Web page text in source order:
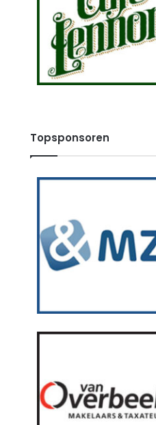
Topsponsoren